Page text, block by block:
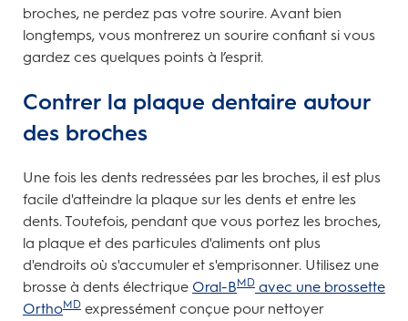
broches, ne perdez pas votre sourire. Avant bien
longtemps, vous montrerez un sourire confiant si vous
gardez ces quelques points à l’esprit.
Contrer la plaque dentaire autour
des broches
Une fois les dents redressées par les broches, il est plus
facile d'atteindre la plaque sur les dents et entre les
dents. Toutefois, pendant que vous portez les broches,
la plaque et des particules d'aliments ont plus
d'endroits où s'accumuler et s'emprisonner. Utilisez une
brosse à dents électrique Oral-BMD avec une brossette
OrthoMD expressément conçue pour nettoyer